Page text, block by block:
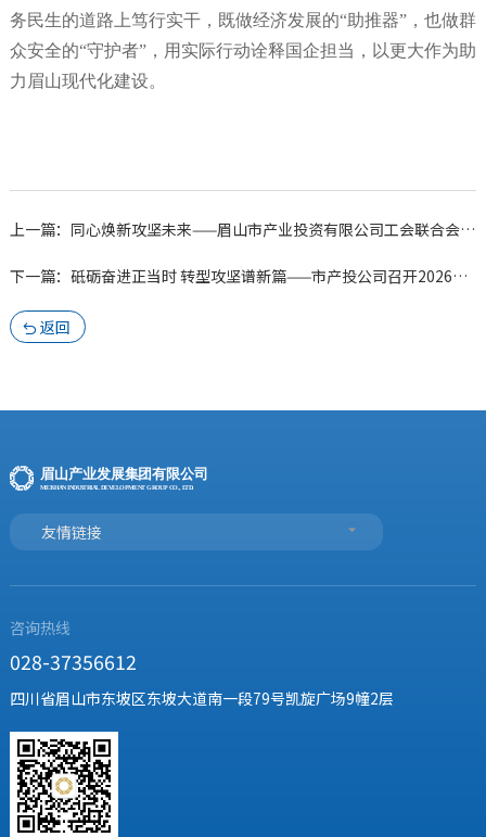
务民生的道路上笃行实干，既做经济发展的“助推器”，也做群
众安全的“守护者”，用实际行动诠释国企担当，以更大作为助
力眉山现代化建设。
上一篇：同心焕新攻坚未来——眉山市产业投资有限公司工会联合会举办“三...
下一篇：砥砺奋进正当时 转型攻坚谱新篇——市产投公司召开2026年党...
 返回
友情链接
咨询热线
028-37356612
四川省眉山市东坡区东坡大道南一段79号凯旋广场9幢2层